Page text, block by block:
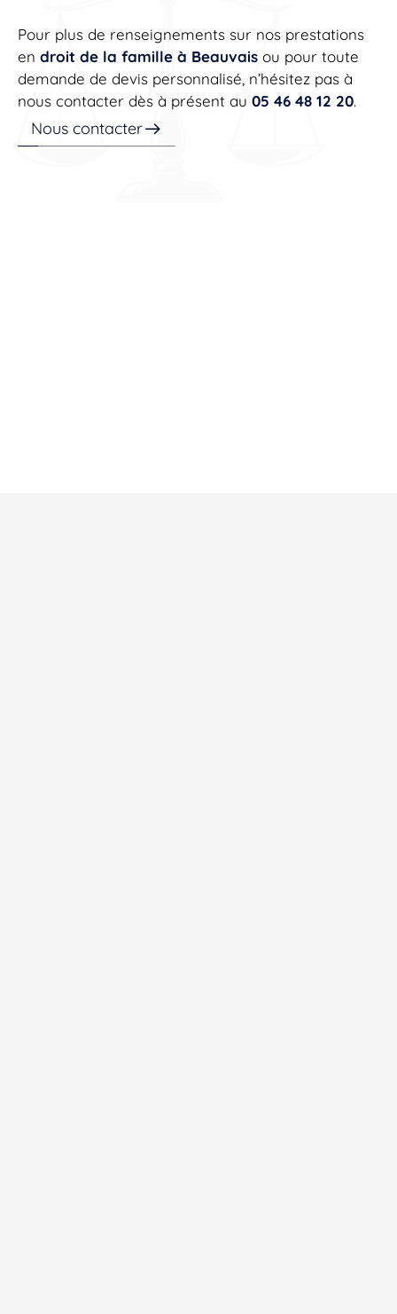
Pour plus de renseignements sur nos prestations
en droit de la famille à Beauvais ou pour toute
demande de devis personnalisé, n’hésitez pas à
nous contacter dès à présent au 05 46 48 12 20.
Nous contacter